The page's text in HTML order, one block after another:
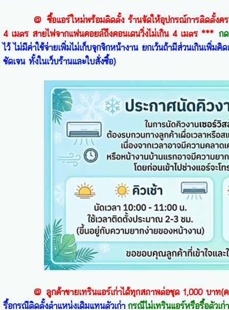
@ ซื้อแอร์ใหม่พร้อมติดตั้ง ร้านจัดให้อุปกรณ์การติดตั้งครบเ
4 เมตร สายไฟจากแฟนคอยล์ถึงคอนเดนวิ่งไม่เกิน 4 เมตร *** กด
ไว้ ไม่มีค่าใช้จ่ายเพิ่มไม่เก็บจุกจิกหน้างาน ยกเว้นถ้ามีส่วนเกินเพิ่
ชัดเจน ทั้งในเว็บร้านและใบสั่งซื้อ)
@ ลูกค้าขายเทรินแอร์เก่าได้ทุกสภาพต่อชุด 1,000 บาท(ค
รื้อกรณีติดตั้งตำแหน่งเดิมแทนตัวเก่ากรณีไม่เทรินแอร์หรือรื้อตัว